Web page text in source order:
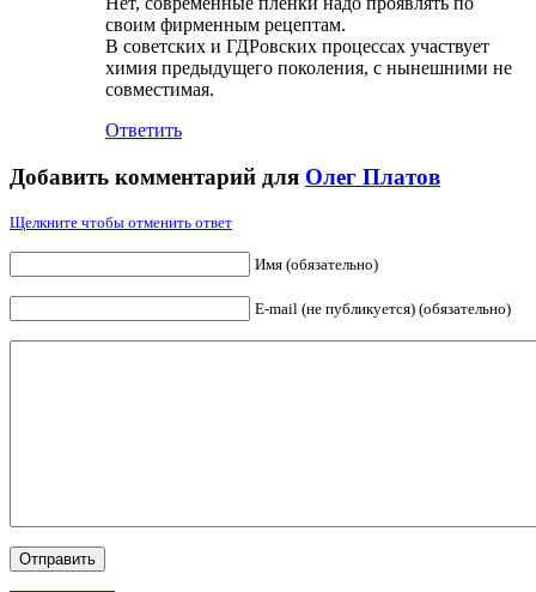
своим фирменным рецептам.
В советских и ГДРовских процессах участвует
химия предыдущего поколения, с нынешними не
совместимая.
Ответить
Добавить комментарий для Олег Платов
Щелкните чтобы отменить ответ
Имя (обязательно)
E-mail (не публикуется) (обязательно)